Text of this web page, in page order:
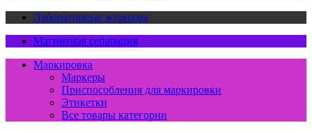
Лабораторные журналы
Магнитная сепарация
Маркировка
Маркеры
Приспособления для маркировки
Этикетки
Все товары категории